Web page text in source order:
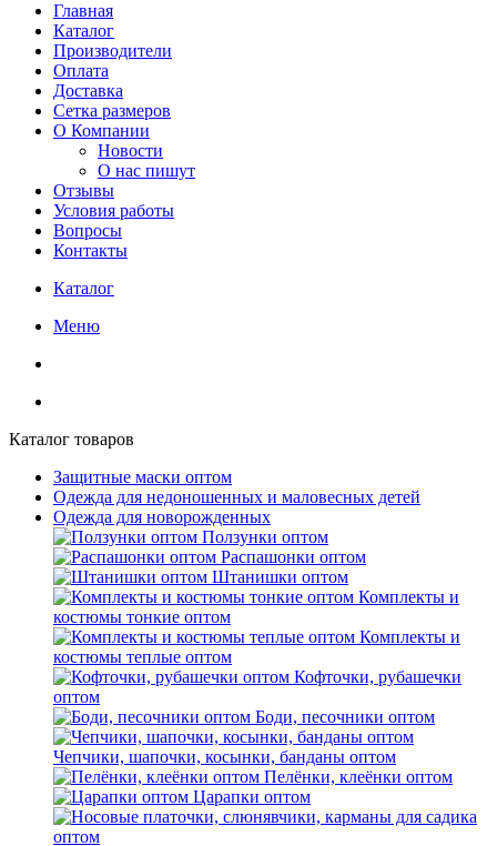
Главная
Каталог
Производители
Оплата
Доставка
Сетка размеров
О Компании
Новости
О нас пишут
Отзывы
Условия работы
Вопросы
Контакты
Каталог
Меню
Каталог товаров
Защитные маски оптом
Одежда для недоношенных и маловесных детей
Одежда для новорожденных
Ползунки оптом
Распашонки оптом
Штанишки оптом
Комплекты и
костюмы тонкие оптом
Комплекты и
костюмы теплые оптом
Кофточки, рубашечки
оптом
Боди, песочники оптом
Чепчики, шапочки, косынки, банданы оптом
Пелёнки, клеёнки оптом
Царапки оптом